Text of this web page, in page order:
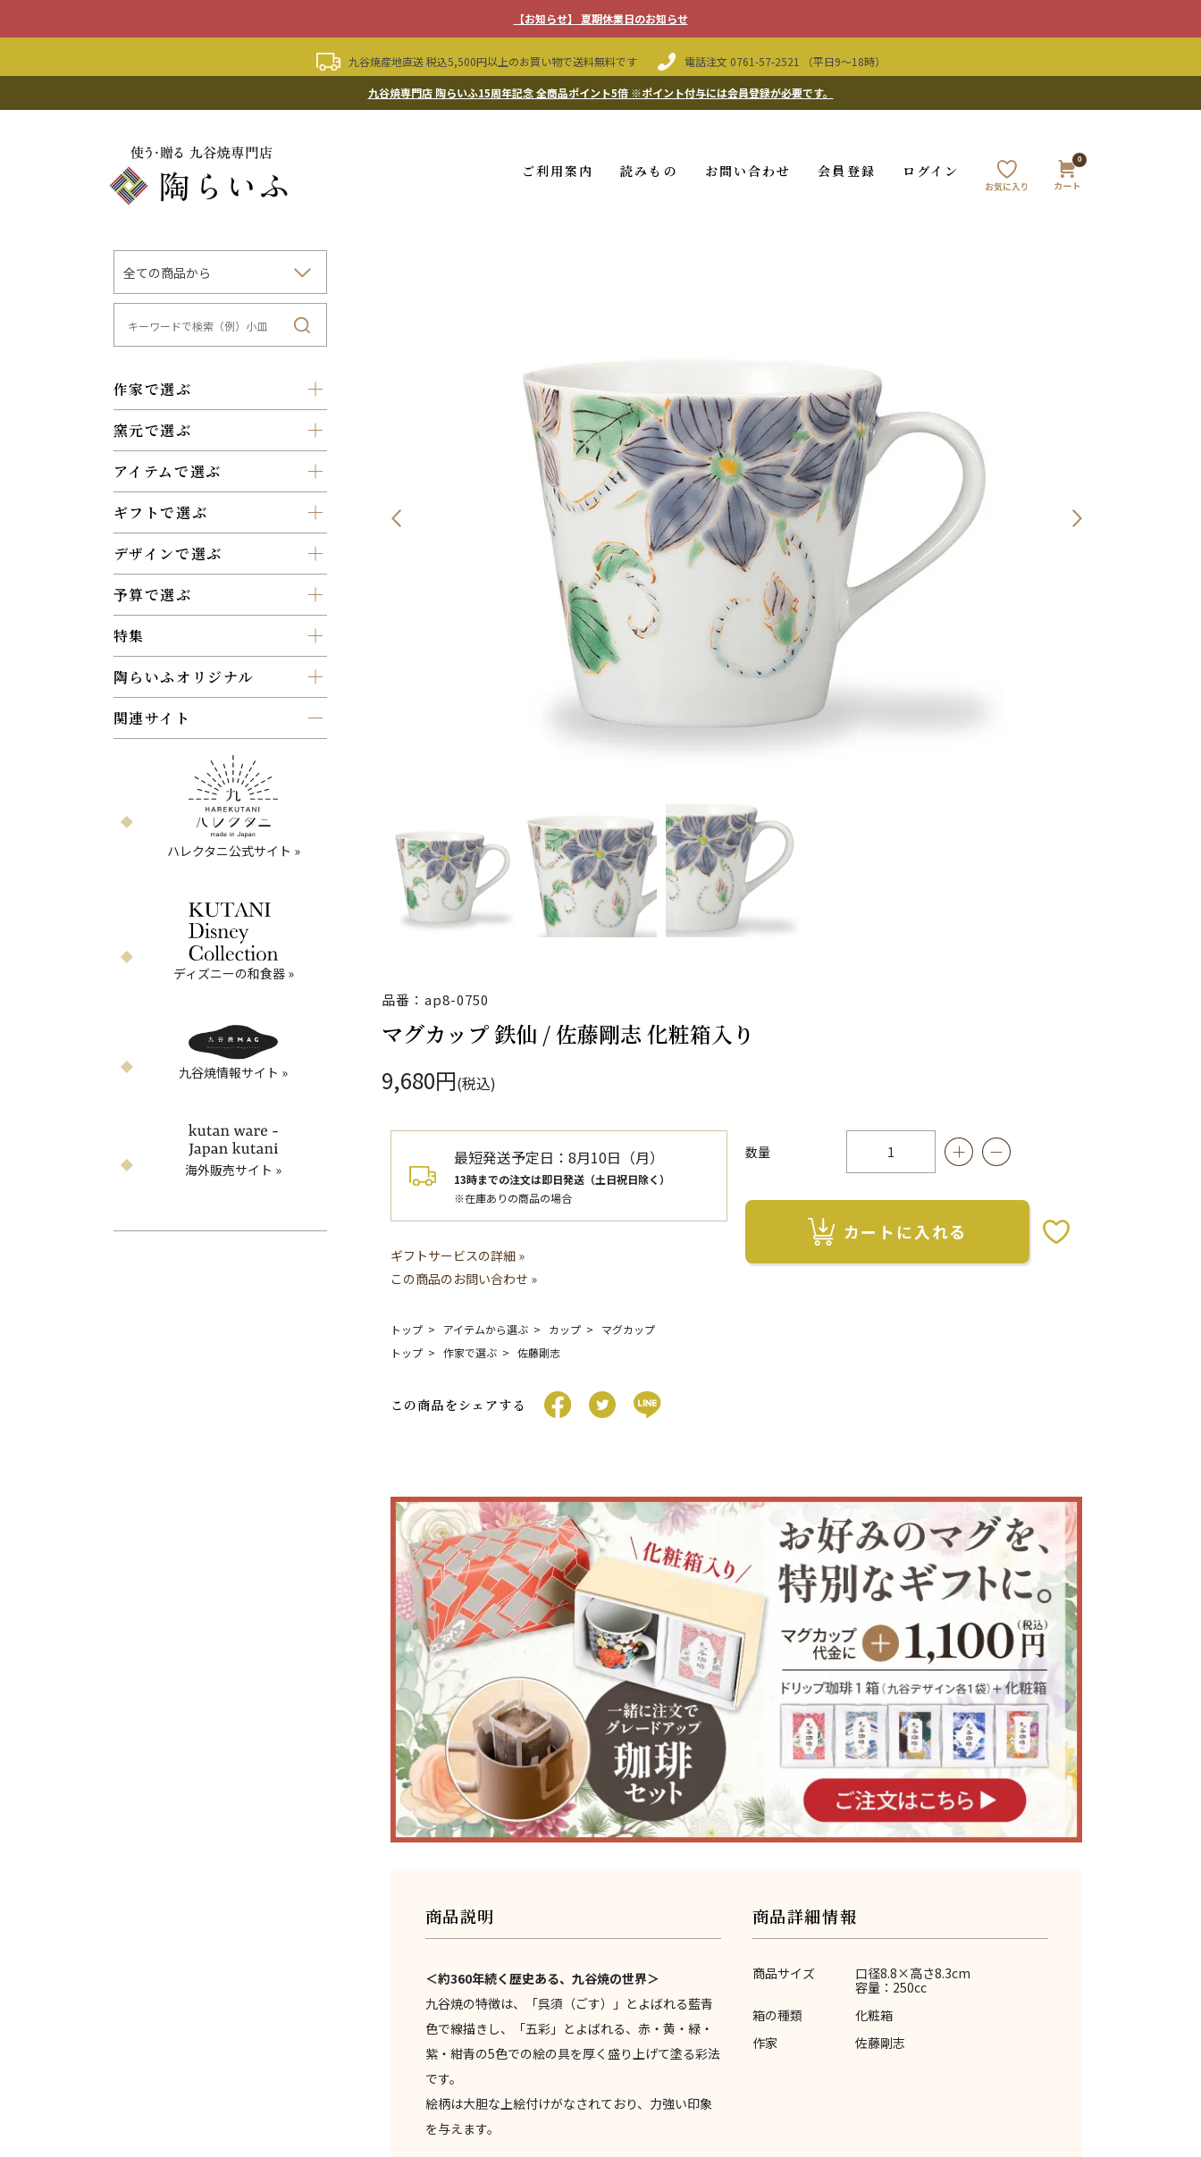
【お知らせ】 夏期休業日のお知らせ
九谷焼産地直送 税込5,500円以上のお買い物で送料無料です 電話注文 0761-57-2521 （平日9〜18時）
九谷焼専門店 陶らいふ15周年記念 全商品ポイント5倍※ポイント付与には会員登録が必要です。
ご利用案内 読みもの お問い合わせ 会員登録 ログイン
0
作家で選ぶ
窯元で選ぶ
アイテムで選ぶ
ギフトで選ぶ
デザインで選ぶ
予算で選ぶ
特集
陶らいふオリジナル
関連サイト
ハレクタニ公式サイト »
ディズニーの和食器 »
九谷焼情報サイト »
海外販売サイト »
品番：ap8-0750
マグカップ 鉄仙 / 佐藤剛志 化粧箱入り
9,680円(税込)
数量
カートに入れるお気に入りボタン
最短発送予定日： 8月10日（月）
13時までの注文は即日発送（土日祝日除く）
※在庫ありの商品の場合
ギフトサービスの詳細 »
この商品のお問い合わせ »
トップ アイテムから選ぶ カップ
マグカップ
トップ
作家で選ぶ 佐藤剛志
この商品をシェアする
商品説明
＜約360年続く歴史ある、九谷焼の世界＞
九谷焼の特徴は、「呉須（ごす）」とよばれる藍青
色で線描きし、「五彩」とよばれる、赤・黄・緑・
紫・紺青の5色での絵の具を厚く盛り上げて塗る彩法
です。
絵柄は大胆な上絵付けがなされており、力強い印象
を与えます。
商品詳細情報
商品サイズ
口径8.8×高さ8.3cm
容量：250cc
箱の種類
化粧箱
作家
佐藤剛志